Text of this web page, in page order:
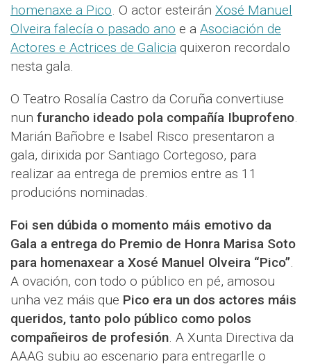
homenaxe a Pico. O actor esteirán Xosé Manuel
Olveira falecía o pasado ano e a Asociación de
Actores e Actrices de Galicia quixeron recordalo
nesta gala.
O Teatro Rosalía Castro da Coruña convertiuse
nun furancho ideado pola compañía Ibuprofeno.
Marián Bañobre e Isabel Risco presentaron a
gala, dirixida por Santiago Cortegoso, para
realizar aa entrega de premios entre as 11
producións nominadas.
Foi sen dúbida o momento máis emotivo da
Gala a entrega do Premio de Honra Marisa Soto
para homenaxear a Xosé Manuel Olveira “Pico”.
A ovación, con todo o público en pé, amosou
unha vez máis que Pico era un dos actores máis
queridos, tanto polo público como polos
compañeiros de profesión. A Xunta Directiva da
AAAG subiu ao escenario para entregarlle o